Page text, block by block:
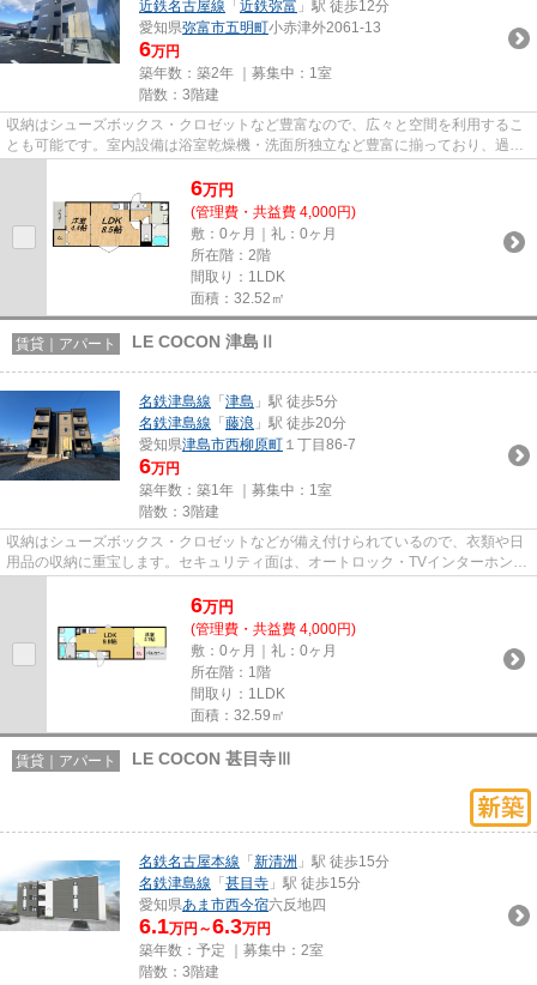
近鉄名古屋線 「 近鉄弥富 」駅 徒歩12分
愛知県弥富市五明町小赤津外2061-13
6万円
築年数：築2年 ｜募集中： 1室
階数：3階建
収納はシューズボックス・クロゼットなど豊富なので、広々と空間を利用するこ
とも可能です。室内設備は浴室乾燥機・洗面所独立など豊富に揃っており、過ご
6万円
(管理費・共益費 4,000円)
敷：0ヶ月｜礼：0ヶ月
所在階：2階
間取り：1LDK
面積：32.52㎡
賃貸｜アパート LE COCON 津島Ⅱ
名鉄津島線 「 津島 」駅 徒歩5分
名鉄津島線 「 藤浪 」駅 徒歩20分
愛知県津島市西柳原町 １丁目86-7
6万円
築年数：築1年 ｜募集中： 1室
階数：3階建
収納はシューズボックス・クロゼットなどが備え付けられているので、衣類や日
用品の収納に重宝します。セキュリティ面は、オートロック・TVインターホンな
6万円
(管理費・共益費 4,000円)
敷：0ヶ月｜礼：0ヶ月
所在階：1階
間取り：1LDK
面積：32.59㎡
賃貸｜アパート LE COCON 甚目寺Ⅲ
名鉄名古屋本線 「 新清洲 」駅 徒歩15分
名鉄津島線 「 甚目寺 」駅 徒歩15分
愛知県あま市西今宿六反地四
6.1万円～6.3万円
築年数：予定 ｜募集中： 2室
階数：3階建